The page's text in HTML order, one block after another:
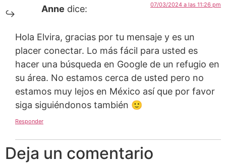
Anne dice: 07/03/2024 a las 11:26 pm
Hola Elvira, gracias por tu mensaje y es un
placer conectar. Lo más fácil para usted es
hacer una búsqueda en Google de un refugio en
su área. No estamos cerca de usted pero no
estamos muy lejos en México así que por favor
siga siguiéndonos también 🙂
Responder
Deja un comentario